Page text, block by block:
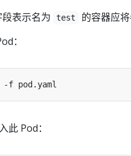
段表示名为 test 的容器应
：
此 Pod：